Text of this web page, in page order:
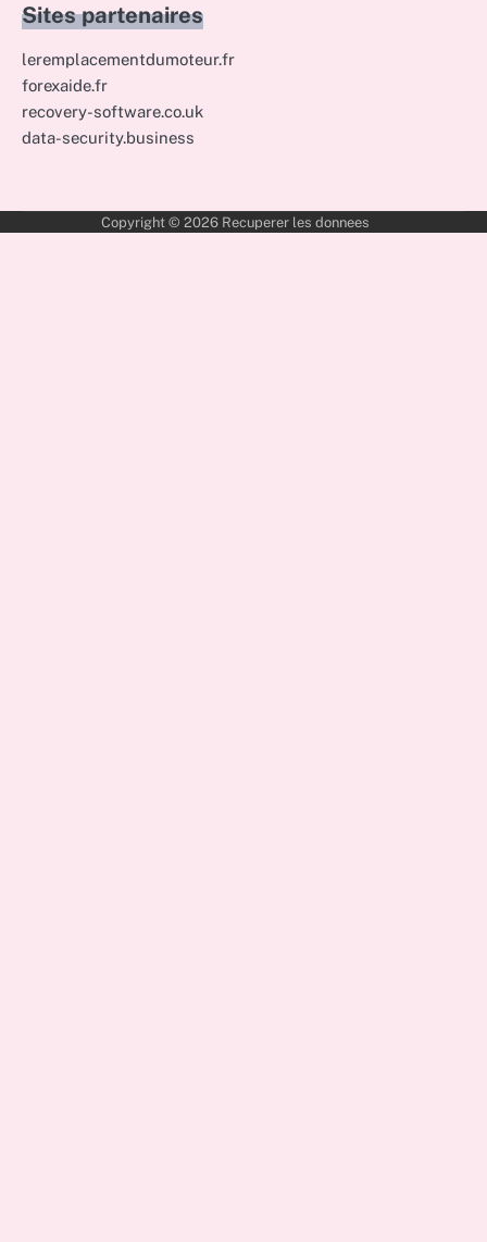
Sites partenaires
leremplacementdumoteur.fr
forexaide.fr
recovery-software.co.uk
data-security.business
Copyright © 2026 Recuperer les donnees